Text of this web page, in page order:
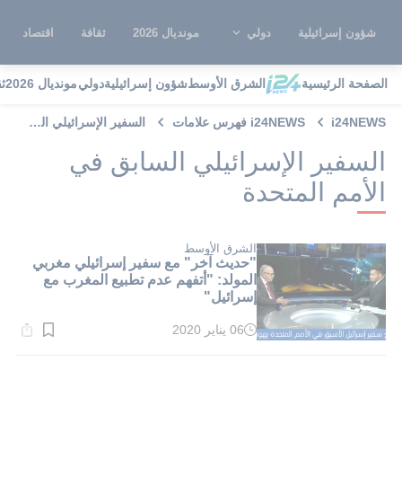
شؤون إسرائيلية دولي مونديال 2026 ثقافة اقتصاد
الصفحة الرئيسية الشرق الأوسطشؤون إسرائيليةدوليمونديال 2026
i24NEWS i24NEWS فهرس علامات السفير الإسرائيلي السابق في الأمم المتحدة
السفير الإسرائيلي السابق في
الأمم المتحدة
الشرق الأوسط
"حديث آخر" مع سفير إسرائيلي مغربي
المولد: "أتفهم عدم تطبيع المغرب مع
إسرائيل"
وقت
06 يناير 2020